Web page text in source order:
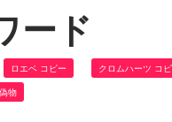
ード
ロエベ コピー クロムハーツ コ
物